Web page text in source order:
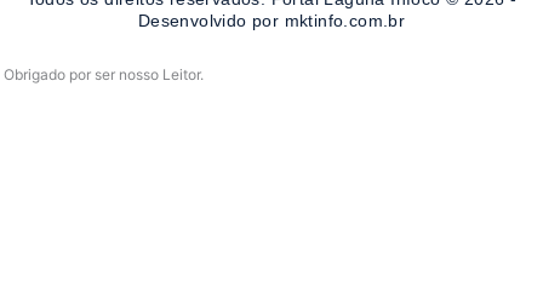
-
m
Desenvolvido por mktinfo.com.br
Obrigado por ser nosso Leitor.